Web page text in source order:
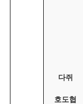
다쥐
호도협